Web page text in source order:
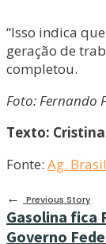
“Isso indica
geração de
completou.
Foto: Fernando
Texto:
Fonte: Ag. Brasil
←
Previous Story
Gasolina fica
Governo